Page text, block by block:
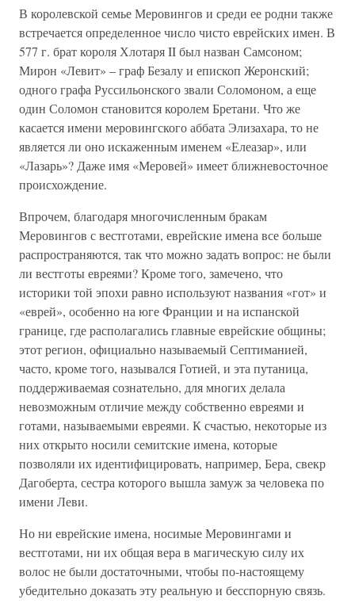
В королевской семье Меровингов и среди ее родни также
встречается определенное число чисто еврейских имен. В
577 г. брат короля Хлотаря II был назван Самсоном;
Мирон «Левит» – граф Безалу и епископ Жеронский;
одного графа Руссильонского звали Соломоном, а еще
один Соломон становится королем Бретани. Что же
касается имени меровингского аббата Элизахара, то не
является ли оно искаженным именем «Елеазар», или
«Лазарь»? Даже имя «Меровей» имеет ближневосточное
происхождение.
Впрочем, благодаря многочисленным бракам
Меровингов с вестготами, еврейские имена все больше
распространяются, так что можно задать вопрос: не были
ли вестготы евреями? Кроме того, замечено, что
историки той эпохи равно используют названия «гот» и
«еврей», особенно на юге Франции и на испанской
границе, где располагались главные еврейские общины;
этот регион, официально называемый Септиманией,
часто, кроме того, назывался Готией, и эта путаница,
поддерживаемая сознательно, для многих делала
невозможным отличие между собственно евреями и
готами, называемыми евреями. К счастью, некоторые из
них открыто носили семитские имена, которые
позволяли их идентифицировать, например, Бера, свекр
Дагоберта, сестра которого вышла замуж за человека по
имени Леви.
Но ни еврейские имена, носимые Меровингами и
вестготами, ни их общая вера в магическую силу их
волос не были достаточными, чтобы по-настоящему
убедительно доказать эту реальную и бесспорную связь.